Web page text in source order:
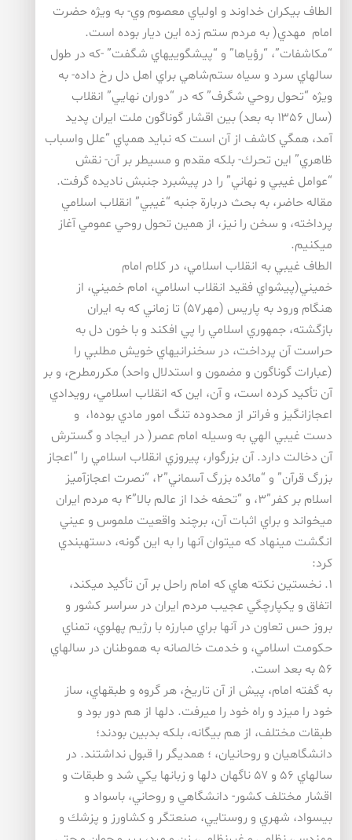
الطاف بيكران خداوند و اولياي معصوم وي- به ويژه حضرت
امام مهدي( به مردم ستم زده اين ديار بوده است.
“مكاشفات”، “رؤياها” و “پيشگوييهاي شگفت” -كه در طول
سالهاي سرد و سياه ستم‌شاهي براي اهل دل رخ داده- به
ويژه “تحول روحي شگرف” كه در “دوران نهايي” انقلاب
(سال ۱۳۵۶ به بعد) بين اقشار گوناگون ملت ايران پديد
آمد، همگي كاشف از آن است كه نبايد همپاي “علل واسباب
ظاهري” اين تحرك- بلكه مقدم و مسيطر بر آن- نقش
“عوامل غيبي و نهاني” را در پيشبرد جنبش ناديده گرفت.
مقاله حاضر، به بحث دربارة جنبه “غيبي” انقلاب اسلامي
پرداخته، و سخن را نيز، از همين تحول روحي عمومي آغاز
ميكنيم.
الطاف غيبي به انقلاب اسلامي، در كلام امام
خميني(پيشواي فقيد انقلاب اسلامي، امام خميني، از
هنگام ورود به پاريس (مهر۵۷) تا زماني كه به ايران
بازگشته، جمهوري اسلامي را پي افكند و با خون دل به
حراست آن پرداخت، در سخنرانيهاي خويش مطلبي را
(عبارات گوناگون و مضمون و استدلال واحد) مكررمطرح، و بر
آن تأكيد كرده است، و آن، اين كه انقلاب اسلامي، رويدادي
اعجازانگيز و فراتر از محدوده تنگ امور مادي بوده۱، و
دست غيبي الهي به وسيله امام عصر( در ايجاد و گسترش
آن دخالت دارد. آن بزرگوار، پيروزي انقلاب اسلامي را “اعجاز
بزرگ قرآن” و “مائده بزرگ آسماني”۲، “نصرت اعجازآميز
اسلام بر كفر”۳، و “تحفه خدا از عالم بالا”۴ به مردم ايران
ميخواند و براي اثبات آن، برچند واقعيت ملموس و عيني
انگشت مينهاد كه ميتوان آنها را به اين گونه، دستهبندي
كرد:
۱. نخستين نكته هاي كه امام راحل بر آن تأكيد ميكند،
اتفاق و يكپارچگي عجيب مردم ايران در سراسر كشور و
بروز حس تعاون در آنها براي مبارزه با رژيم پهلوي، تمناي
حكومت اسلامي، و خدمت خالصانه به هموطنان در سالهاي
۵۶ به بعد است.
به گفته امام، پيش از آن تاريخ، هر گروه و طبقهاي، ساز
خود را ميزد و راه خود را ميرفت. دلها از هم دور بود و
طبقات مختلف، از هم بيگانه، بلكه بدبين بودند؛
دانشگاهيان و روحانيان، ؛ همديگر را قبول نداشتند. در
سالهاي ۵۶ و ۵۷ ناگهان دلها و زبانها يكي شد و طبقات و
اقشار مختلف كشور- دانشگاهي و روحاني، باسواد و
بيسواد، شهري و روستايي، صنعتگر و كشاورز و پزشك و